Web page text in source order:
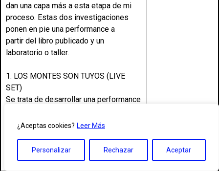
¿Aceptas cookies? Leer Más
Personalizar Rechazar Aceptar
dan una capa más a esta etapa de mi
proceso. Estas dos investigaciones
ponen en pie una performance a
partir del libro publicado y un
laboratorio o taller.
1. LOS MONTES SON TUYOS (LIVE
SET)
Se trata de desarrollar una performance
textos de las dos piezas, tal como se
tuyos” y darle una importancia principal
al viaje que hacemos a partir de la